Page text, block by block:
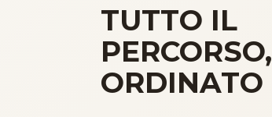
TUTTO IL
PERCORSO,
ORDINATO